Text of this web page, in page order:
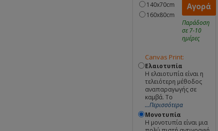
140x70cm
160x80cm
Αγορά
Παράδοση
σε 7-10
ημέρες
Canvas Print:
Ελαιοτυπία
Η ελαιοτυπία είναι η
τελειότερη μέθοδος
αναπαραγωγής σε
καμβά. Το
...Περισσότερα
Μονοτυπία
Η μονοτυπία είναι μια